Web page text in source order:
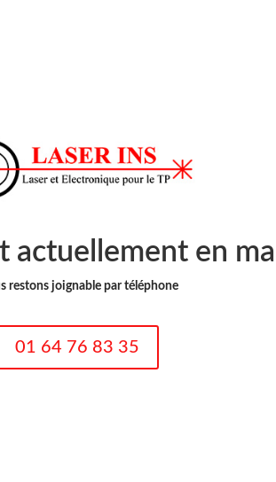
actuellement en
restons joignable par téléphone
01 64 76 83 35